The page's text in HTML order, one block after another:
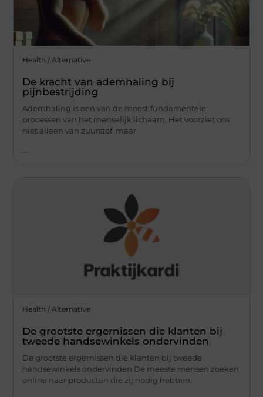
Health / Alternative
De kracht van ademhaling bij
pijnbestrijding
Ademhaling is een van de meest fundamentele
processen van het menselijk lichaam. Het voorziet ons
niet alleen van zuurstof, maar
...
Health / Alternative
De grootste ergernissen die klanten bij
tweede handsewinkels ondervinden
De grootste ergernissen die klanten bij tweede
handsewinkels ondervinden De meeste mensen zoeken
online naar producten die zij nodig hebben.